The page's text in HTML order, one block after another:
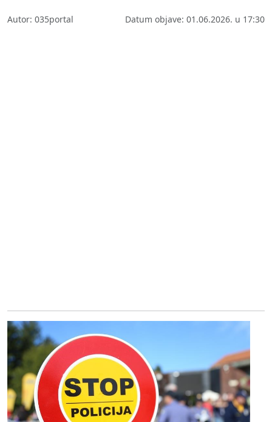
Autor: 035portal Datum objave: 01.06.2026. u 17:30